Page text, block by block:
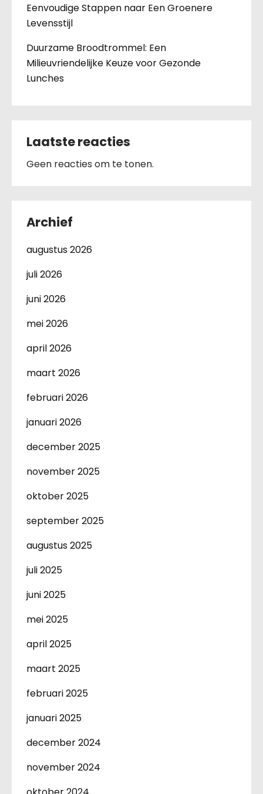
Eenvoudige Stappen naar Een Groenere
Levensstijl
Duurzame Broodtrommel: Een
Milieuvriendelijke Keuze voor Gezonde
Lunches
Laatste reacties
Geen reacties om te tonen.
Archief
augustus 2026
juli 2026
juni 2026
mei 2026
april 2026
maart 2026
februari 2026
januari 2026
december 2025
november 2025
oktober 2025
september 2025
augustus 2025
juli 2025
juni 2025
mei 2025
april 2025
maart 2025
februari 2025
januari 2025
december 2024
november 2024